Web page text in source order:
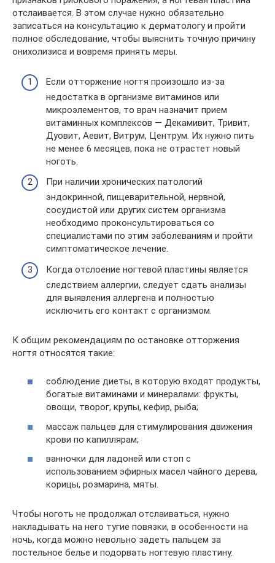
отслаивается. В этом случае нужно обязательно
записаться на консультацию к дерматологу и пройти
полное обследование, чтобы выяснить точную причину
онихолизиса и вовремя принять меры.
Если отторжение ногтя произошло из-за
недостатка в организме витаминов или
микроэлементов, то врач назначит прием
витаминных комплексов — Декамивит, Тривит,
Дуовит, Аевит, Витрум, Центрум. Их нужно пить
не менее 6 месяцев, пока не отрастет новый
ноготь.
При наличии хронических патологий
эндокринной, пищеварительной, нервной,
сосудистой или других систем организма
необходимо проконсультироваться со
специалистами по этим заболеваниям и пройти
симптоматическое лечение.
Когда отслоение ногтевой пластины является
следствием аллергии, следует сдать анализы
для выявления аллергена и полностью
исключить его контакт с организмом.
К общим рекомендациям по остановке отторжения
ногтя относятся такие:
соблюдение диеты, в которую входят продукты,
богатые витаминами и минералами: фрукты,
овощи, творог, крупы, кефир, рыба;
массаж пальцев для стимулирования движения
крови по капиллярам;
ванночки для ладоней или стоп с
использованием эфирных масел чайного дерева,
корицы, розмарина, мяты.
Чтобы ноготь не продолжал отслаиваться, нужно
накладывать на него тугие повязки, в особенности на
ночь, когда можно невольно задеть пальцем за
постельное белье и подорвать ногтевую пластину.